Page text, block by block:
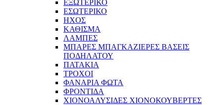
ΕΞΩΤΕΡΙΚΟ
ΕΣΩΤΕΡΙΚΟ
ΗΧΟΣ
ΚΑΘΙΣΜΑ
ΛΑΜΠΕΣ
ΜΠΑΡΕΣ ΜΠΑΓΚΑΖΙΕΡΕΣ ΒΑΣΕΙΣ
ΠΟΔΗΛΑΤΟΥ
ΠΑΤΑΚΙΑ
ΤΡΟΧΟΙ
ΦΑΝΑΡΙΑ ΦΩΤΑ
ΦΡΟΝΤΙΔΑ
ΧΙΟΝΟΑΛΥΣΙΔΕΣ ΧΙΟΝΟΚΟΥΒΕΡΤΕΣ